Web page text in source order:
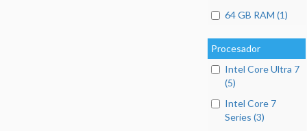
64 GB RAM (1)
Procesador
Intel Core Ultra 7
(5)
Intel Core 7
Series (3)